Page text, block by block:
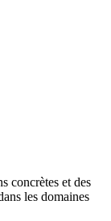
concrètes et des
les domaines